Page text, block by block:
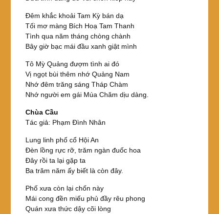
Đêm khắc khoải Tam Kỳ bán dạ
Tối mơ màng Bích Hoạ Tam Thanh
Tình qua năm tháng chòng chành
Bây giờ bạc mái đầu xanh giật mình
Tô Mỳ Quảng đượm tình ai đó
Vị ngọt bùi thêm nhớ Quảng Nam
Nhớ đêm trăng sáng Tháp Chàm
Nhớ người em gái Múa Chăm dịu dàng.
Chùa Cầu
Tác giả: Phạm Đình Nhân
Lung linh phố cổ Hội An
Đèn lồng rực rỡ, trăm ngàn đuốc hoa
Đây rồi ta lại gặp ta
Ba trăm năm ấy biết là còn đây.
Phố xưa còn lại chốn này
Mái cong đền miếu phủ đầy rêu phong
Quán xưa thức dậy cõi lòng